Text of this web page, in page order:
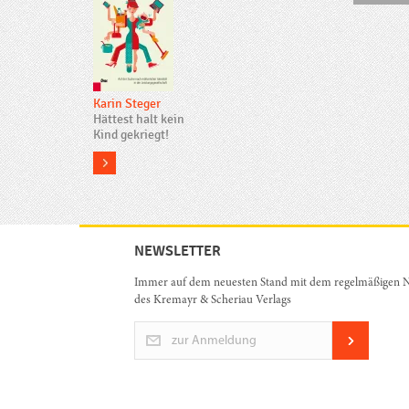
Karin Steger
Hättest halt kein
Kind gekriegt!
more
NEWSLETTER
Immer auf dem neuesten Stand mit dem regelmäßigen
des Kremayr & Scheriau Verlags
zur Anmeldung